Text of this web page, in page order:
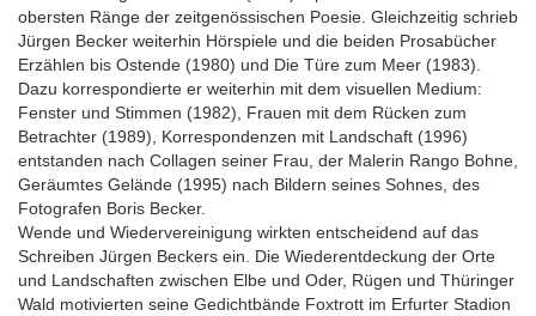
obersten Ränge der zeitgenössischen Poesie. Gleichzeitig schrieb
Jürgen Becker weiterhin Hörspiele und die beiden Prosabücher
Erzählen bis Ostende (1980) und Die Türe zum Meer (1983).
Dazu korrespondierte er weiterhin mit dem visuellen Medium:
Fenster und Stimmen (1982), Frauen mit dem Rücken zum
Betrachter (1989), Korrespondenzen mit Landschaft (1996)
entstanden nach Collagen seiner Frau, der Malerin Rango Bohne,
Geräumtes Gelände (1995) nach Bildern seines Sohnes, des
Fotografen Boris Becker.
Wende und Wiedervereinigung wirkten entscheidend auf das
Schreiben Jürgen Beckers ein. Die Wiederentdeckung der Orte
und Landschaften zwischen Elbe und Oder, Rügen und Thüringer
Wald motivierten seine Gedichtbände Foxtrott im Erfurter Stadion